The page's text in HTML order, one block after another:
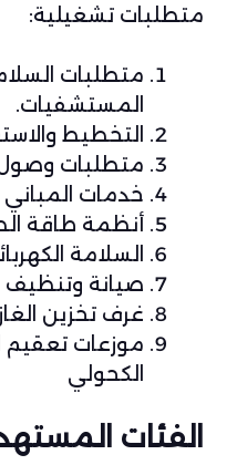
متطلبات تشغيلية:
متطلبات
المستشفيات.
التخطيط
متطلبات وصول
خدمات المباني
أنظمة طاقة
السلامة
صيانة
غرف تخزين
موزعات تعقيم
الكحولي
الفئات